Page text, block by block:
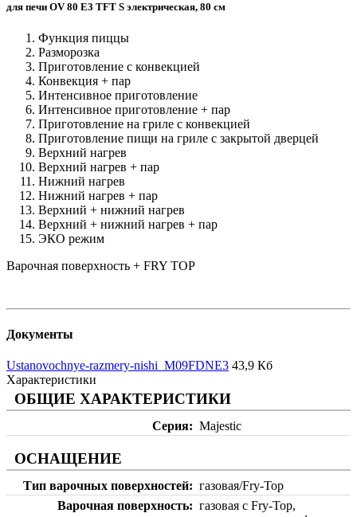
для печи OV 80 E3 TFT S электрическая, 80 см
Функция пиццы
Разморозка
Приготовление с конвекцией
Конвекция + пар
Интенсивное приготовление
Интенсивное приготовление + пар
Приготовление на гриле с конвекцией
Приготовление пищи на гриле с закрытой дверцей
Верхний нагрев
Верхний нагрев + пар
Нижний нагрев
Нижний нагрев + пар
Верхний + нижний нагрев
Верхний + нижний нагрев + пар
ЭКО режим
Варочная поверхность + FRY TOP
Документы
Ustanovochnye-razmery-nishi_M09FDNE3 43,9 Кб
Характеристики
ОБЩИЕ ХАРАКТЕРИСТИКИ
Серия Majestic
ОСНАЩЕНИЕ
Тип варочных поверхностей
газовая/Fry-Top
Варочная поверхность
газовая с Fry-Top,